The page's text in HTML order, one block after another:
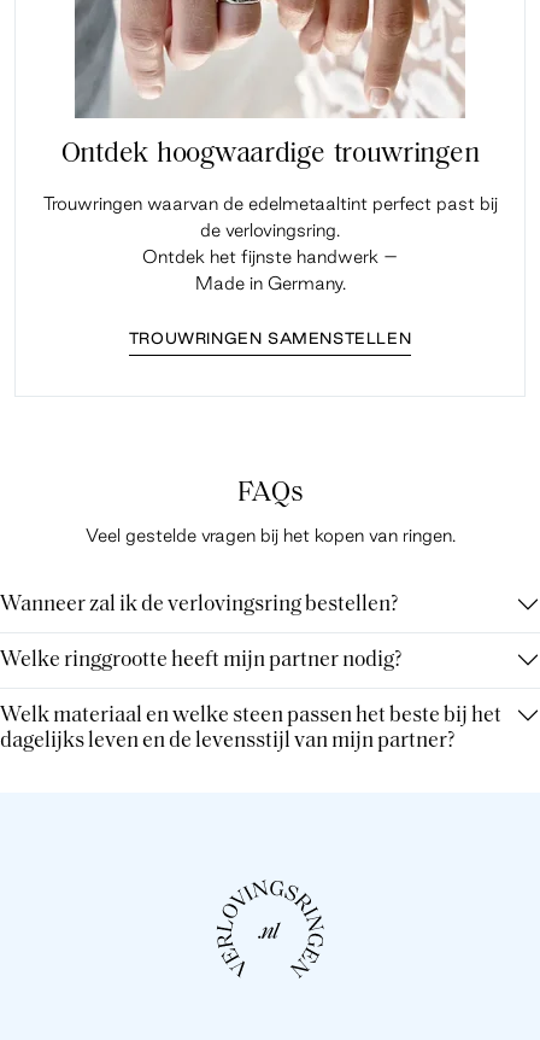
Ontdek hoogwaardige trouwringen
Trouwringen waarvan de edelmetaaltint perfect past bij
de verlovingsring.
Ontdek het fijnste handwerk –
Made in Germany.
TROUWRINGEN SAMENSTELLEN
FAQs
Veel gestelde vragen bij het kopen van ringen.
Wanneer zal ik de verlovingsring bestellen?
Welke ringgrootte heeft mijn partner nodig?
Welk materiaal en welke steen passen het beste bij het
dagelijks leven en de levensstijl van mijn partner?